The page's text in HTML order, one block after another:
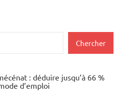
Chercher
: déduire jusqu’à 66 %
d’emploi